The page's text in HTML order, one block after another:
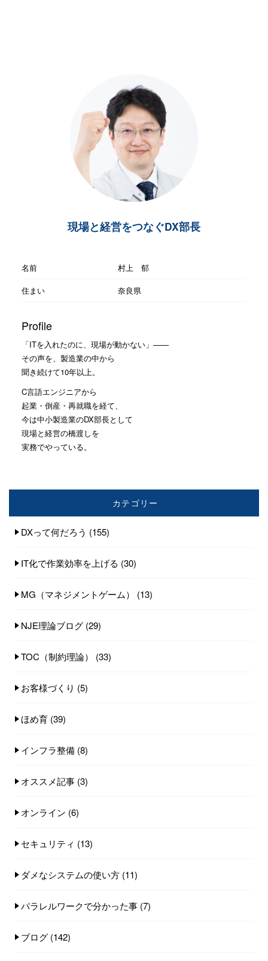
現場と経営をつなぐDX部長
名前
村上 郁
住まい
奈良県
Profile
「ITを入れたのに、現場が動かない」——
その声を、製造業の中から
聞き続けて10年以上。
C言語エンジニアから
起業・倒産・再就職を経て、
今は中小製造業のDX部長として
現場と経営の橋渡しを
実務でやっている。
カテゴリー
DXって何だろう (155)
IT化で作業効率を上げる (30)
MG（マネジメントゲーム） (13)
NJE理論ブログ (29)
TOC（制約理論） (33)
お客様づくり (5)
ほめ育 (39)
インフラ整備 (8)
オススメ記事 (3)
オンライン (6)
セキュリティ (13)
ダメなシステムの使い方 (11)
パラレルワークで分かった事 (7)
ブログ (142)